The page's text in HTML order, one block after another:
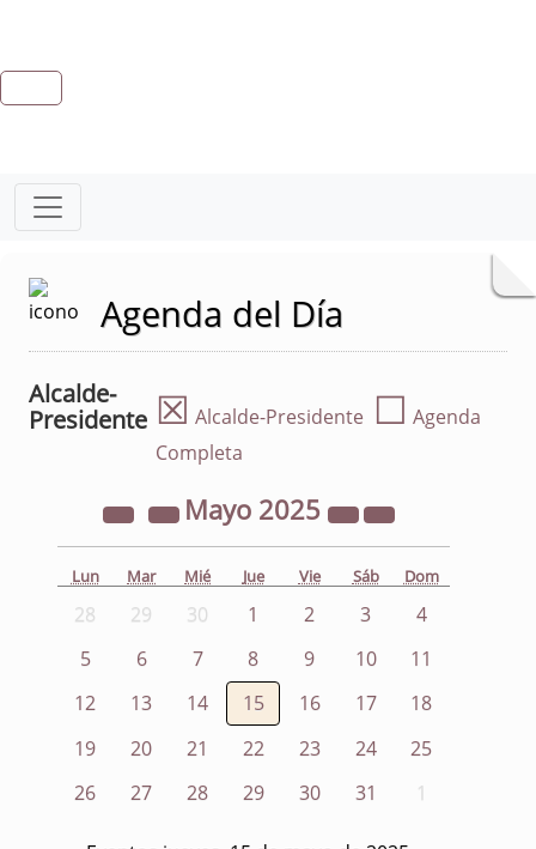
Agenda del Día
Alcalde-
Presidente ☒ Alcalde-Presidente ☐ Agenda
Completa
Mayo 2025
Lun Mar Mié Jue Vie Sáb Dom
28 29 30 1 2 3
4
5
6 7 8 9 10
11
12
13 14 15 16 17
18
19
20 21 22 23 24
25
26
27 28 29 30 31 1